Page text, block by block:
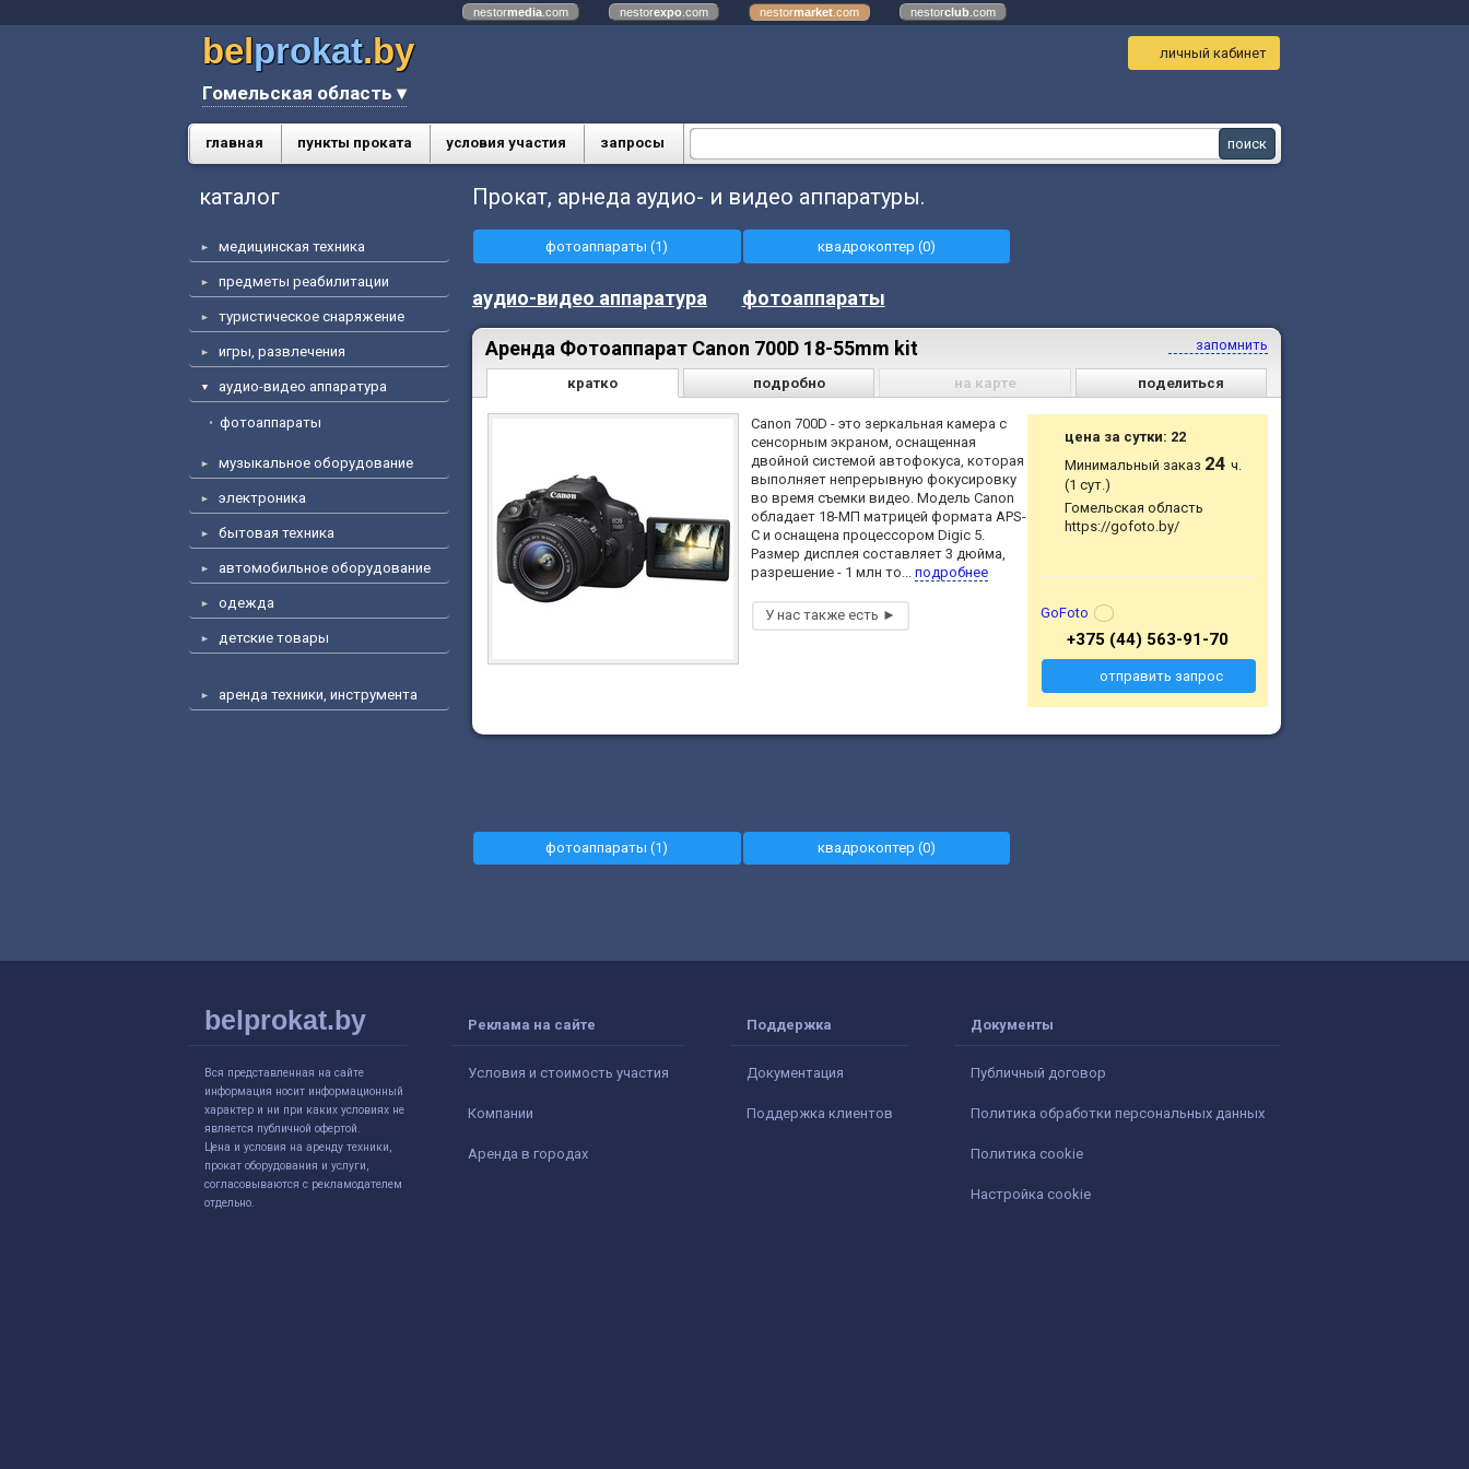
nestormedia .com nestorexpo .com nestormarket .com nestorclub .com
belprokat.by
Гомельская область ▾
личный кабинет
главная пункты проката условия участия запросы
каталог
медицинская техника
предметы реабилитации
туристическое снаряжение
игры, развлечения
аудио-видео аппаратура
фотоаппараты
музыкальное оборудование
электроника
бытовая техника
автомобильное оборудование
одежда
детские товары
аренда техники, инструмента
Прокат, арнеда аудио- и видео аппаратуры.
фотоаппараты (1) квадрокоптер (0)
аудио-видео аппаратура фотоаппараты
запомнить
Аренда Фотоаппарат Canon 700D 18-55mm kit
кратко подробно на карте поделиться
Canon 700D - это зеркальная камера с
сенсорным экраном, оснащенная
двойной системой автофокуса, которая
выполняет непрерывную фокусировку
во время съемки видео. Модель Canon
обладает 18-МП матрицей формата APS-
C и оснащена процессором Digic 5.
Размер дисплея составляет 3 дюйма,
разрешение - 1 млн то... подробнее
цена за сутки: 22
Минимальный заказ 24ч.
(1 сут.)
Гомельская область
https://gofoto.by/
GoFoto
+375 (44) 563-91-70
отправить запрос
фотоаппараты (1) квадрокоптер (0)
belprokat.by
Вся представленная на сайте
информация носит информационный
характер и ни при каких условиях не
является публичной офертой.
Цена и условия на аренду техники,
прокат оборудования и услуги,
согласовываются с рекламодателем
отдельно.
Реклама на сайте
Условия и стоимость участия
Компании
Аренда в городах
Поддержка
Документация
Поддержка клиентов
Документы
Публичный договор
Политика обработки персональных данных
Политика cookie
Настройка cookie